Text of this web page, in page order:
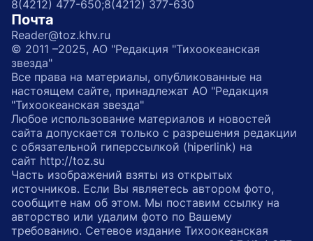
8(4212) 477-650;8(4212) 377-630
Почта
Reader@toz.khv.ru
© 2011 –2025, АО "Редакция "Тихоокеанская
звезда"
Все права на материалы, опубликованные на
настоящем сайте, принадлежат АО "Редакция
"Тихоокеанская звезда"
Любое использование материалов и новостей
сайта допускается только с разрешения редакции
с обязательной гиперссылкой (hiperlink) на
сайт http://toz.su
Часть изображений взяты из открытых
источников. Если Вы являетесь автором фото,
сообщите нам об этом. Мы поставим ссылку на
авторство или удалим фото по Вашему
требованию. Сетевое издание Тихоокеанская